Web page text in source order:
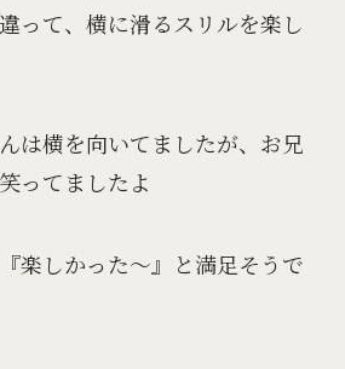
って、横に滑るスリルを楽し
は横を向いてましたが、お兄
ってましたよ
楽しかった～』と満足そうで